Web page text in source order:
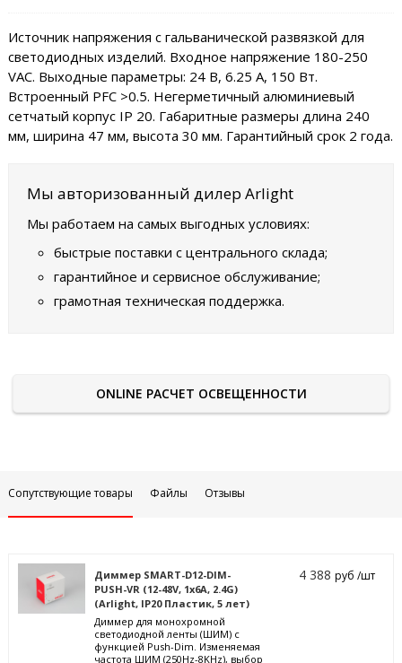
Источник напряжения с гальванической развязкой для
светодиодных изделий. Входное напряжение 180-250
VAC. Выходные параметры: 24 В, 6.25 А, 150 Вт.
Встроенный PFC >0.5. Негерметичный алюминиевый
сетчатый корпус IP 20. Габаритные размеры длина 240
мм, ширина 47 мм, высота 30 мм. Гарантийный срок 2 года.
Мы авторизованный дилер Arlight
Мы работаем на самых выгодных условиях:
быстрые поставки с центрального склада;
гарантийное и сервисное обслуживание;
грамотная техническая поддержка.
ONLINE РАСЧЕТ ОСВЕЩЕННОСТИ
Сопутствующие товары Файлы Отзывы
Диммер SMART-D12-DIM-
PUSH-VR (12-48V, 1x6A, 2.4G)
(Arlight, IP20 Пластик, 5 лет)
Диммер для монохромной
светодиодной ленты (ШИМ) с
функцией Push-Dim. Изменяемая
частота ШИМ (250Hz-8KHz), выбор
4 388руб /шт